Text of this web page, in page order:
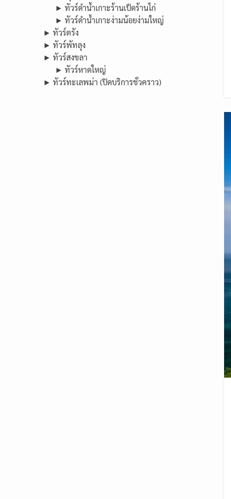
► ทัวร์ดำน้ำเกาะร้านเป็ดร้านไก่
► ทัวร์ดำน้ำเกาะง่ามน้อยง่ามใหญ่
► ทัวร์ตรัง
► ทัวร์พัทลุง
► ทัวร์สงขลา
► ทัวร์หาดใหญ่
► ทัวร์ทะเลพม่า (ปิดบริการชั่วคราว)